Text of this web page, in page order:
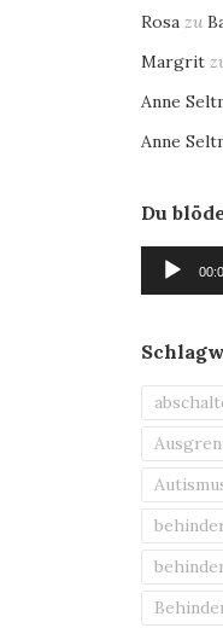
Rosa zu
Margrit
Anne
Anne
Du
Audio-
Player